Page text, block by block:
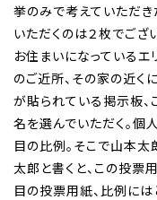
挙のみで考えていただき
いただくのは２枚でござ
お住まいになっているエ
のご近所、その家の近く
が貼られている掲示板、
名を選んでいただく。個
目の比例。そこで山本太
太郎と書くと、この投票
目の投票用紙、比例には